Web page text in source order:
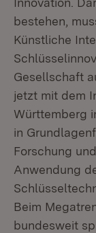
bestehen,
Künstliche
Gesellschaft
jetzt mit dem
Württemberg
in
Forschung
Anwendung
Beim
bundesweit